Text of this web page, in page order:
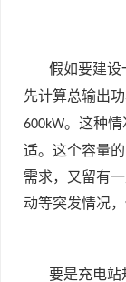
假如要建设
先计算总输出功
600kW。这种情
适。这个容量
需求，又留有
动等突发情况
要是充电站